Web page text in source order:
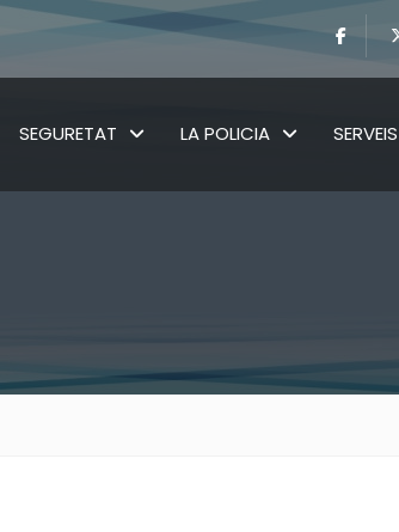
SEGURETAT LA POLICIA SERVEIS